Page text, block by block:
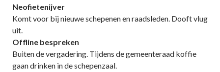
Neofietenijver
Komt voor bij nieuwe schepenen en raadsleden. Dooft vlug
uit.
Offline bespreken
Buiten de vergadering. Tijdens de gemeenteraad koffie
gaan drinken in de schepenzaal.